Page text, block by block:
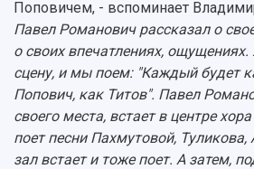
Поповичем, - вспоминает
Павел Романович рассказал о
о своих впечатлениях,
сцену, и мы поем: "Каждый будет
Попович, как Титов". Павел
своего места, встает в центре
поет песни Пахмутовой, Туликова,
зал встает и тоже поет. А затем,